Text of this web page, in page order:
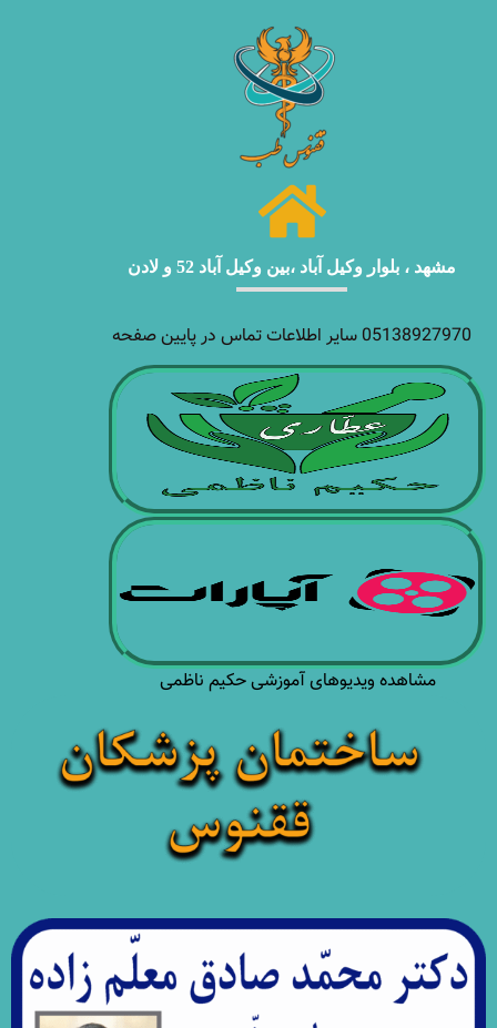
مشهد ، بلوار وکیل آباد ،بین وکیل آباد 52 و لادن
05138927970 سایر اطلاعات تماس در پایین صفحه
مشاهده ویدیوهای آموزشی حکیم ناظمی